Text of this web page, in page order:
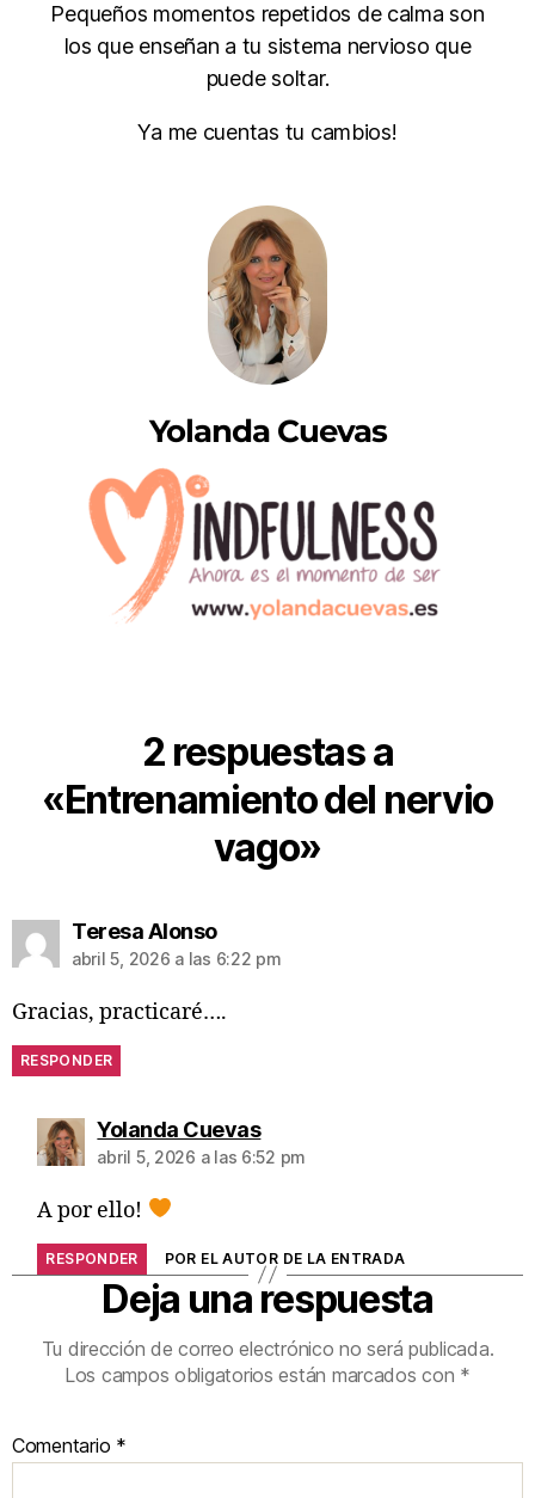
Pequeños momentos repetidos de calma son
los que enseñan a tu sistema nervioso que
puede soltar.
Ya me cuentas tu cambios!
Yolanda Cuevas
2 respuestas a
«Entrenamiento del nervio
vago»
Teresa Alonso
abril 5, 2026 a las 6:22 pm
Gracias, practicaré….
RESPONDER
Yolanda Cuevas
abril 5, 2026 a las 6:52 pm
A por ello!
RESPONDER POR EL AUTOR DE LA ENTRADA
Deja una respuesta
Tu dirección de correo electrónico no será publicada.
Los campos obligatorios están marcados con *
Comentario *